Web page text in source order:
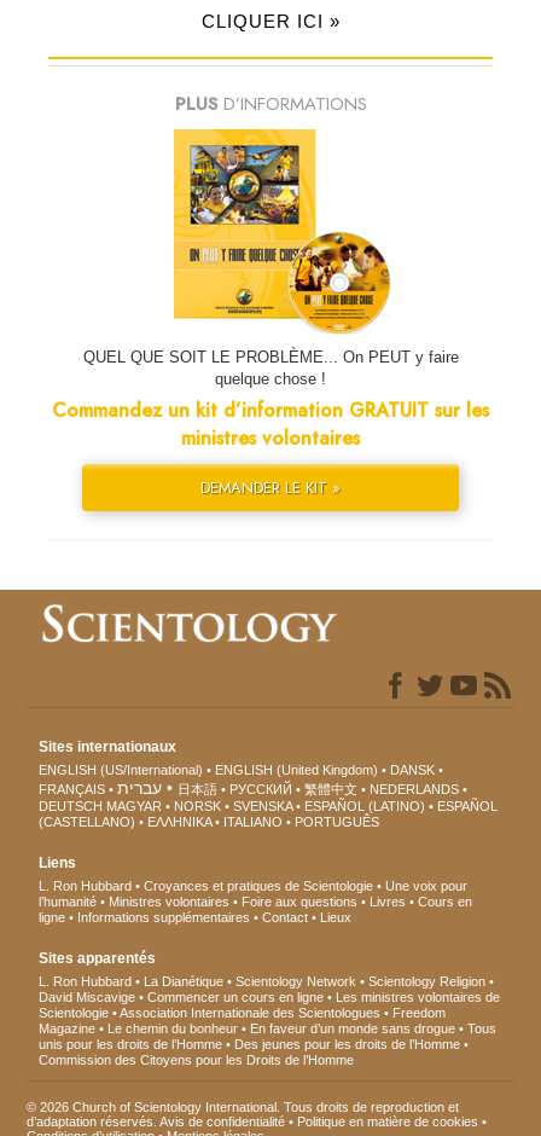
CLIQUER ICI »
PLUS D’INFORMATIONS
QUEL QUE SOIT LE PROBLÈME... On PEUT y faire
quelque chose !
Commandez un kit d’information GRATUIT sur les
ministres volontaires
DEMANDER LE KIT »
Sites internationaux
ENGLISH (US/International) ENGLISH (United Kingdom)
DANSK
FRANÇAIS
עברית 日本語 РУССКИЙ 繁體中文
NEDERLANDS
DEUTSCH MAGYAR NORSK SVENSKA ESPAÑOL (LATINO)
ESPAÑOL
(CASTELLANO)
ΕΛΛΗΝΙΚA ITALIANO PORTUGUÊS
Liens
L. Ron Hubbard Croyances et pratiques de Scientologie
Une voix pour
l’humanité
Ministres volontaires Foire aux questions Livres
Cours en
ligne
Informations supplémentaires Contact Lieux
Sites apparentés
L. Ron Hubbard La Dianétique Scientology Network
Scientology Religion
David Miscavige
Commencer un cours en ligne
Les ministres volontaires de
Scientologie
Association Internationale des Scientologues
Freedom
Magazine
Le chemin du bonheur En faveur d’un monde sans drogue
Tous
unis pour les droits de l’Homme
Des jeunes pour les droits de l’Homme
Commission des Citoyens pour les Droits de l’Homme
© 2026 Church of Scientology International. Tous droits de reproduction et
d’adaptation réservés.Avis de confidentialité • Politique en matière de cookies •